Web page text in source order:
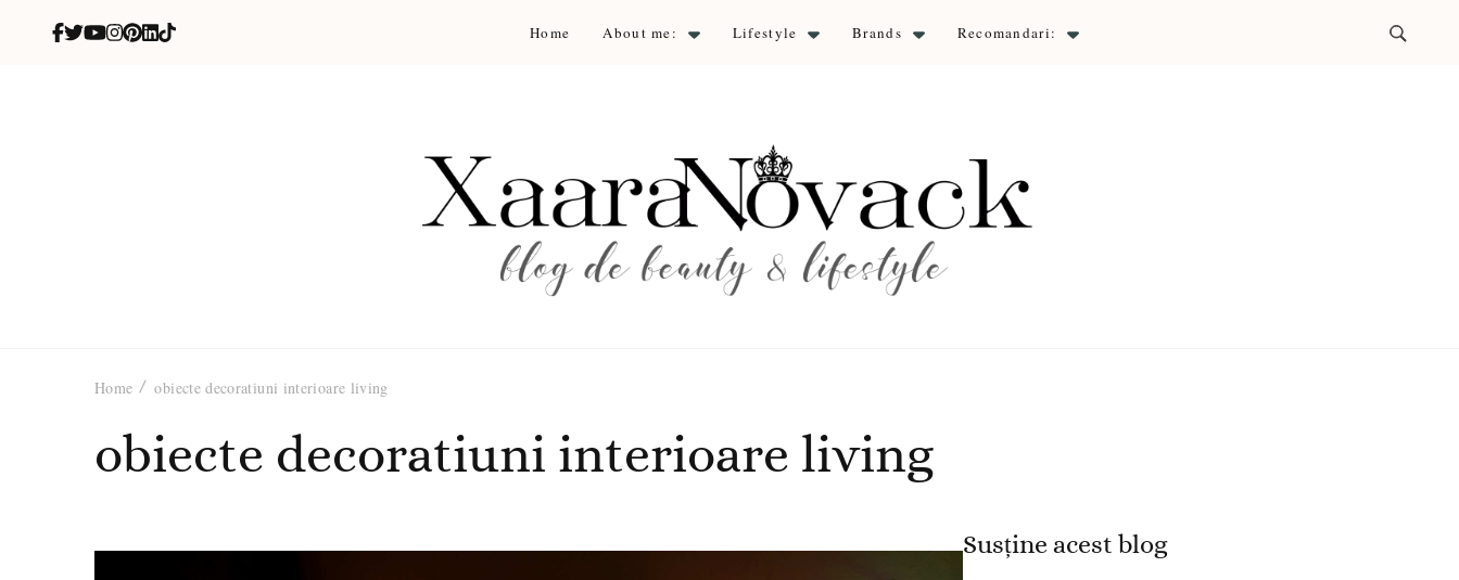
Home About me: Lifestyle Brands Recomandari:
Home obiecte decoratiuni interioare living
obiecte decoratiuni interioare living
Susține acest blog